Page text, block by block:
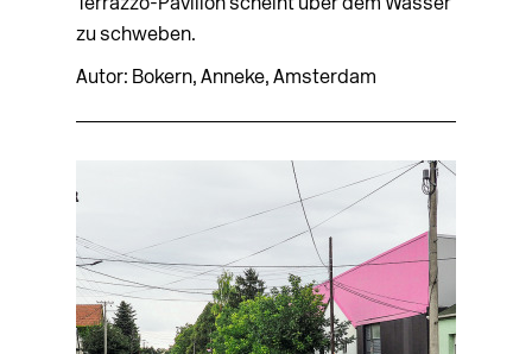
Terrazzo-Pavillon scheint über dem Wasser
zu schweben.
Autor: Bokern, Anneke, Amsterdam